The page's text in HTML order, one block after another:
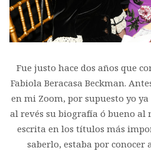
Fue justo hace dos años que
Fabiola Beracasa Beckman.
en mi Zoom, por supuesto yo
al revés su biografía ó bueno al
escrita en los títulos más
saberlo, estaba por conocer